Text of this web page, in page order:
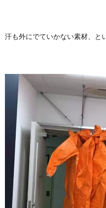
汗も外にでていかない素材、と